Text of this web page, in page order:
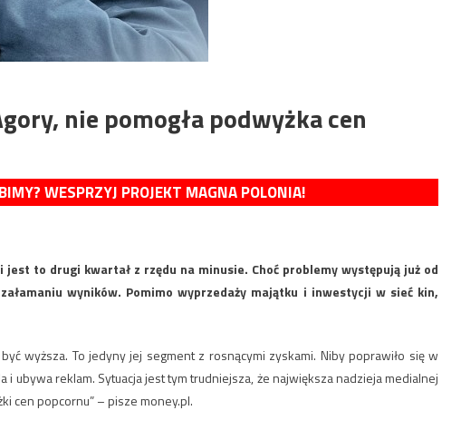
nie pomogła podwyżka cen
WESPRZYJ PROJEKT MAGNA POLONIA!
to drugi kwartał z rzędu na minusie. Choć problemy występują już od
wyników. Pomimo wyprzedaży majątku i inwestycji w sieć kin,
wyższa. To jedyny jej segment z rosnącymi zyskami. Niby poprawiło się w
ubywa reklam. Sytuacja jest tym trudniejsza, że największa nadzieja medialnej
cen popcornu” – pisze money.pl.